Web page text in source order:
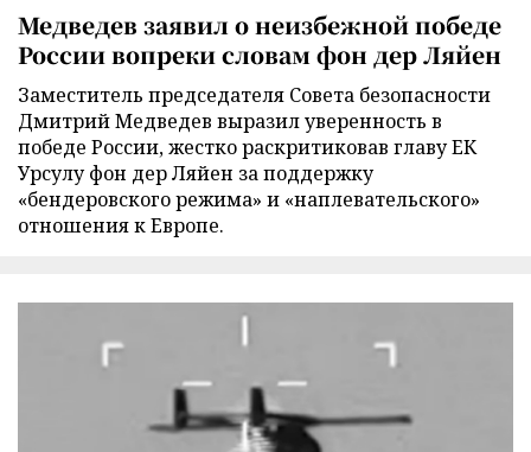
Медведев заявил о неизбежной победе
России вопреки словам фон дер Ляйен
Заместитель председателя Совета безопасности
Дмитрий Медведев выразил уверенность в
победе России, жестко раскритиковав главу ЕК
Урсулу фон дер Ляйен за поддержку
«бендеровского режима» и «наплевательского»
отношения к Европе.